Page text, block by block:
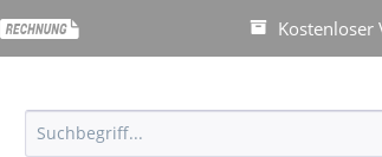
Kostenloser